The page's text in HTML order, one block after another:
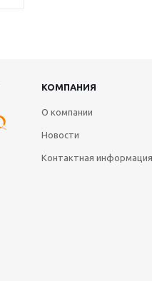
КОМПАНИЯ
О компании
Новости
Контактная информация